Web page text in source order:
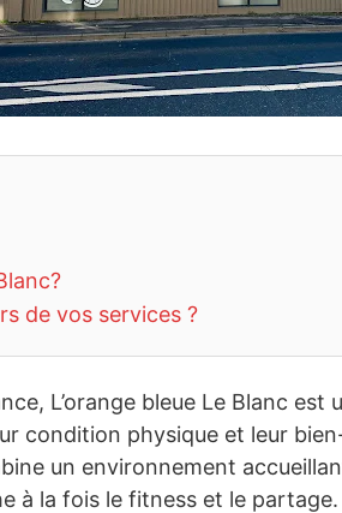
de vos services ?
L’orange bleue Le Blanc
condition physique et leur
un environnement
à la fois le fitness et le